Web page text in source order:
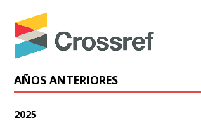
AÑOS ANTERIORES
2025